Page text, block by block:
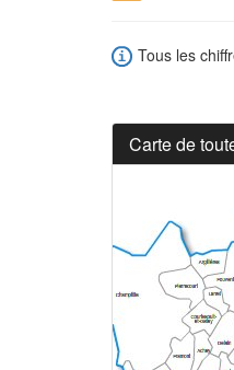
Tous les
Carte de